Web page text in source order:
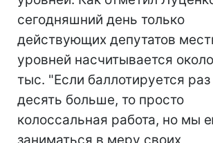
сегодняшний день только
действующих депутатов
уровней насчитывается
тыс. "Если баллотируется раз
десять больше, то просто
колоссальная работа, но мы